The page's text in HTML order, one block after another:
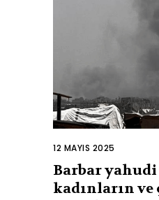
12 MAYIS 2025
Barbar
kadınların ve